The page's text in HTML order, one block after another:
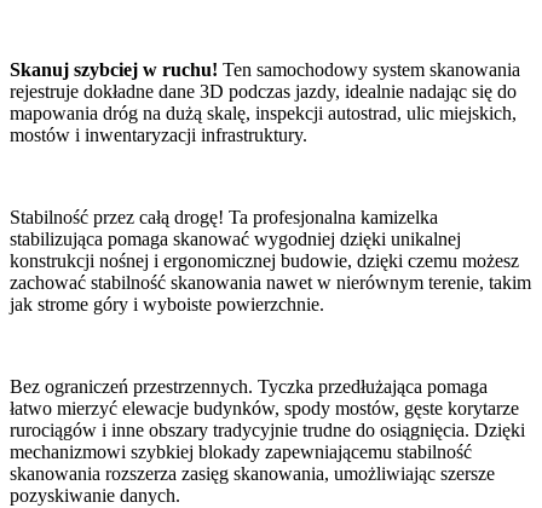
Skanuj szybciej w ruchu! Ten samochodowy system skanowania
rejestruje dokładne dane 3D podczas jazdy, idealnie nadając się do
mapowania dróg na dużą skalę, inspekcji autostrad, ulic miejskich,
mostów i inwentaryzacji infrastruktury.
Stabilność przez całą drogę! Ta profesjonalna kamizelka
stabilizująca pomaga skanować wygodniej dzięki unikalnej
konstrukcji nośnej i ergonomicznej budowie, dzięki czemu możesz
zachować stabilność skanowania nawet w nierównym terenie, takim
jak strome góry i wyboiste powierzchnie.
Bez ograniczeń przestrzennych. Tyczka przedłużająca pomaga
łatwo mierzyć elewacje budynków, spody mostów, gęste korytarze
rurociągów i inne obszary tradycyjnie trudne do osiągnięcia. Dzięki
mechanizmowi szybkiej blokady zapewniającemu stabilność
skanowania rozszerza zasięg skanowania, umożliwiając szersze
pozyskiwanie danych.